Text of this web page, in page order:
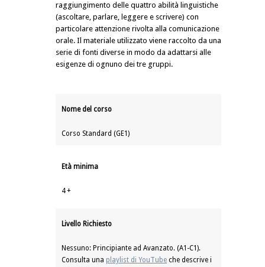
raggiungimento delle quattro abilità linguistiche
(ascoltare, parlare, leggere e scrivere) con
particolare attenzione rivolta alla comunicazione
orale. Il materiale utilizzato viene raccolto da una
serie di fonti diverse in modo da adattarsi alle
esigenze di ognuno dei tre gruppi.
Nome del corso
Corso Standard (GE1)
Età minima
4 +
Livello Richiesto
Nessuno: Principiante ad Avanzato. (A1-C1).
Consulta una playlist di YouTube che descrive i